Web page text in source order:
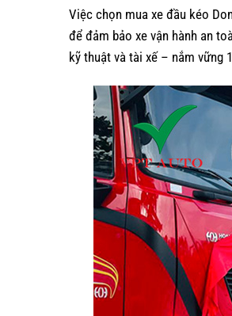
Việc chọn mua xe đầu kéo
để đảm bảo xe vận hành an
kỹ thuật và tài xế – nắm vững